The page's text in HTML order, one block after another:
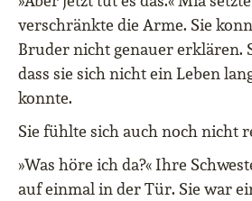
verschränkte die Arme. Sie
Bruder nicht genauer erklären.
dass sie sich nicht ein Leben
konnte.
Sie fühlte sich auch noch nicht
»Was höre ich da?« Ihre
auf einmal in der Tür. Sie war